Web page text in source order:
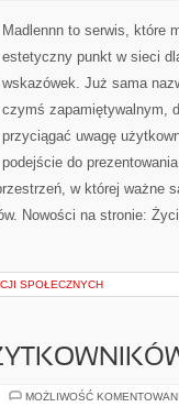
Madlennn to serwis, które
estetyczny punkt w sieci
wskazówek. Już sama
czymś zapamiętywalnym,
przyciągać uwagę
podejście do
w której ważne
Nowości na stronie:
SPOŁECZNYCH
MOŻLIWOŚĆ